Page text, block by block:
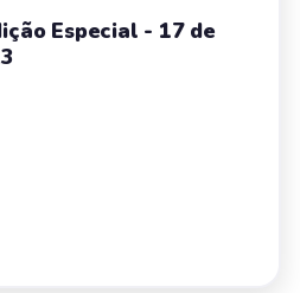
Especial - 17 de